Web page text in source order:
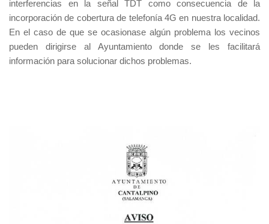
interferencias en la señal TDT como consecuencia de la
incorporación de cobertura de telefonía 4G en nuestra localidad.
En el caso de que se ocasionase algún problema los vecinos
pueden dirigirse al Ayuntamiento donde se les facilitará
información para solucionar dichos problemas.